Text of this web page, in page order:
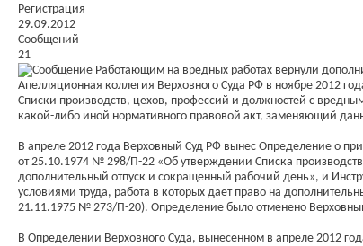
Регистрация
29.09.2012
Сообщений
21
Работающим на вредных работах вернули
Апелляционная коллегия Верховного Суда РФ в ноябре 2012
Списки производств, цехов, профессий и должностей с
какой-либо иной нормативного правовой акт, заменяющий
В апреле 2012 года Верховный Суд РФ вынес Определение о
от 25.10.1974 № 298/П-22 «Об утверждении Списка
дополнительный отпуск и сокращенный рабочий день», и
условиями труда, работа в которых дает право на
21.11.1975 № 273/П-20). Определение было отменено
В Определении Верховного Суда, вынесенном в апреле 2012